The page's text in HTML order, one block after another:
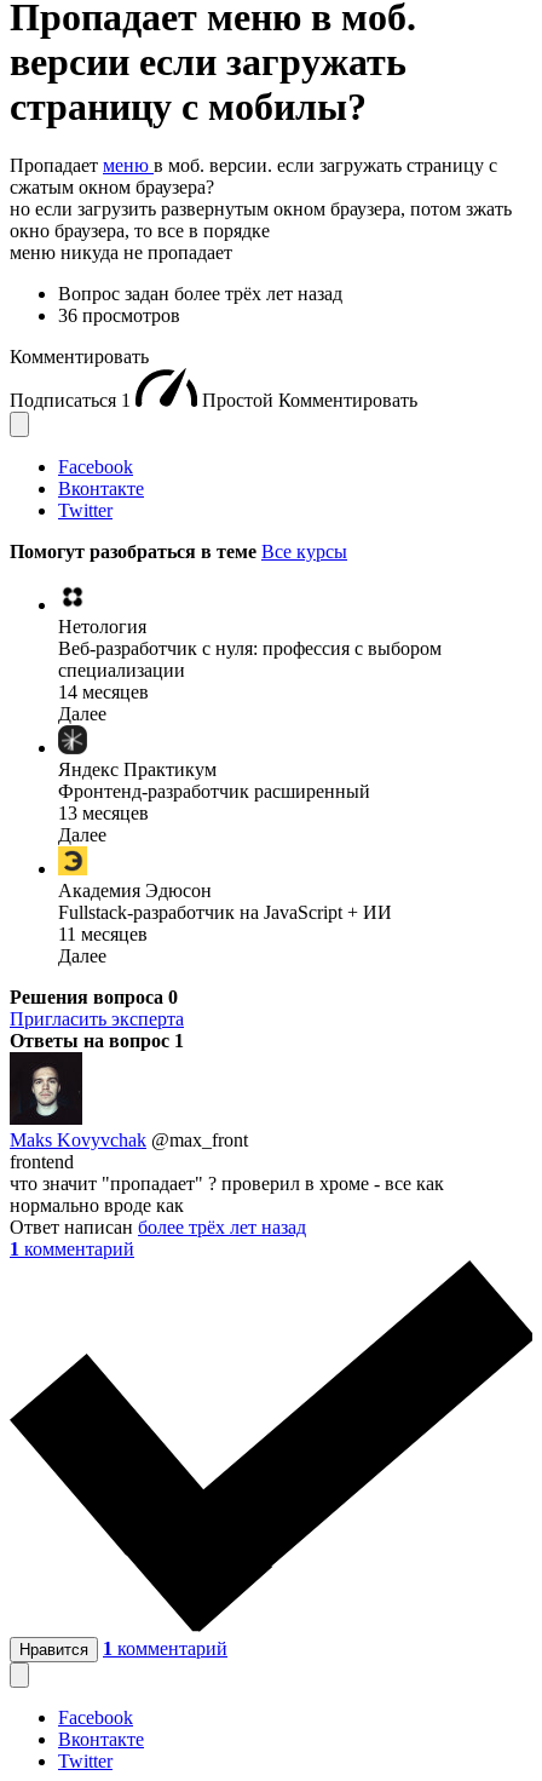
Пропадает меню в моб.
версии если загружать
страницу с мобилы?
Пропадает меню в моб. версии. если загружать страницу с
сжатым окном браузера?
но если загрузить развернутым окном браузера, потом зжать
окно браузера, то все в порядке
меню никуда не пропадает
Вопрос задан более трёх лет назад
36 просмотров
Комментировать
Подписаться 1 Простой Комментировать
Facebook
Вконтакте
Twitter
Помогут разобраться в теме Все курсы
Нетология
Веб-разработчик с нуля: профессия с выбором
специализации
14 месяцев
Далее
Яндекс Практикум
Фронтенд-разработчик расширенный
13 месяцев
Далее
Академия Эдюсон
Fullstack-разработчик на JavaScript + ИИ
11 месяцев
Далее
Решения вопроса 0
Пригласить эксперта
Ответы на вопрос 1
Maks Kovyvchak @max_front
frontend
что значит "пропадает" ? проверил в хроме - все как
нормально вроде как
Ответ написан более трёх лет назад
1 комментарий
Нравится 1 комментарий
Facebook
Вконтакте
Twitter